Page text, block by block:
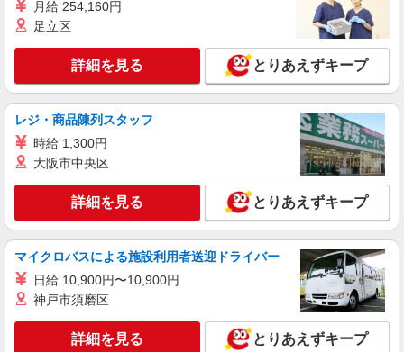
月給 254,160円
足立区
詳細を見る とりあえずキープ
レジ・商品陳列スタッフ
時給 1,300円
大阪市中央区
詳細を見る とりあえずキープ
マイクロバスによる施設利用者送迎ドライバー
日給 10,900円〜10,900円
神戸市須磨区
詳細を見る とりあえずキープ